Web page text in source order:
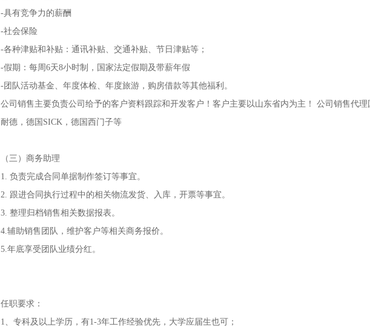
-具有竞争力的薪酬
-社会保险
-各种津贴和补贴：通讯补贴、交通补贴、节日津贴等；
-假期：每周6天8小时制，国家法定假期及带薪年假
-团队活动基金、年度体检、年度旅游，购房借款等其他福利。
公司销售主要负责公司给予的客户资料跟踪和开发客户！客户主要以山东省内为主！ 公司销售代
耐德，德国SICK，德国西门子等
（三）商务助理
1. 负责完成合同单据制作签订等事宜。
2. 跟进合同执行过程中的相关物流发货、入库，开票等事宜。
3. 整理归档销售相关数据报表。
4.辅助销售团队，维护客户等相关商务报价。
5.年底享受团队业绩分红。
任职要求：
1、专科及以上学历，有1-3年工作经验优先，大学应届生也可；